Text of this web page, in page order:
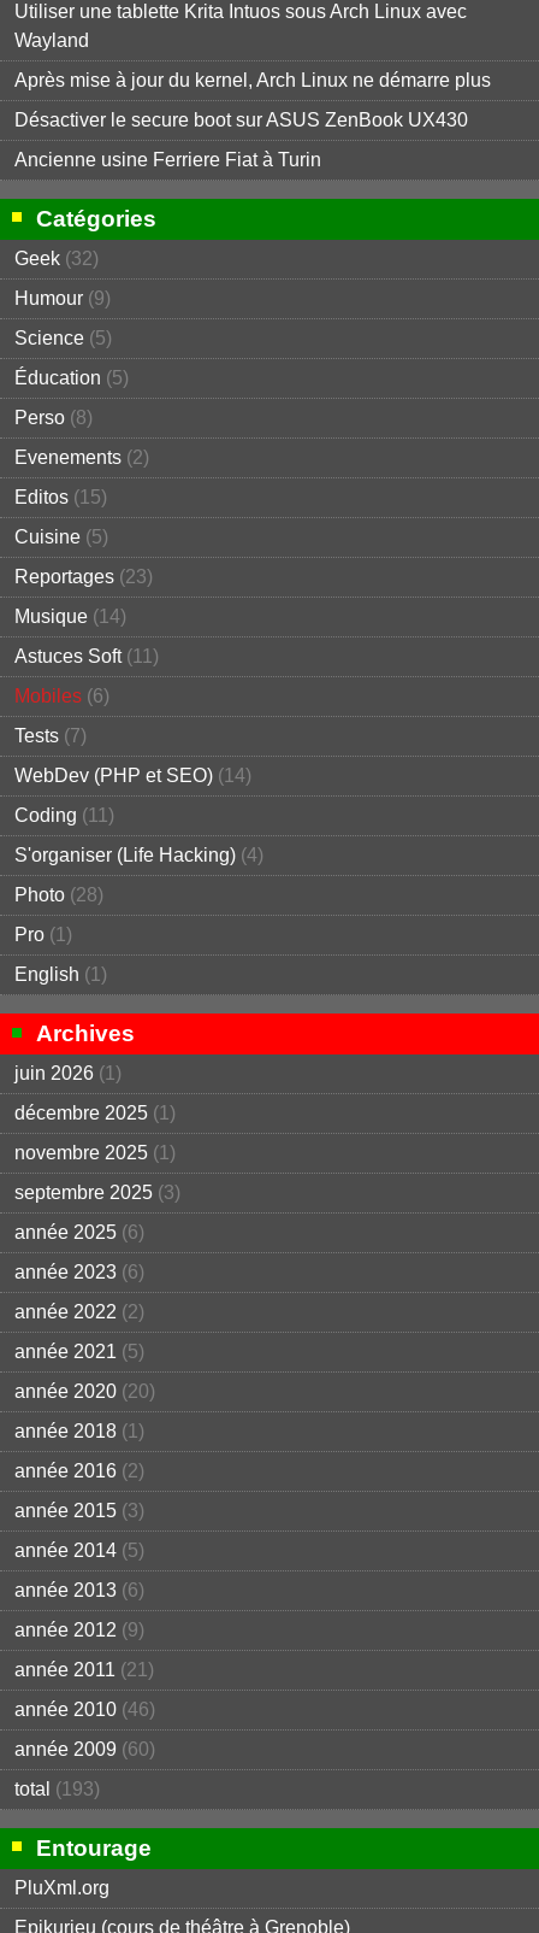
Utiliser une tablette Krita Intuos sous Arch Linux avec
Wayland
Après mise à jour du kernel, Arch Linux ne démarre plus
Désactiver le secure boot sur ASUS ZenBook UX430
Ancienne usine Ferriere Fiat à Turin
Catégories
Geek (32)
Humour (9)
Science (5)
Éducation (5)
Perso (8)
Evenements (2)
Editos (15)
Cuisine (5)
Reportages (23)
Musique (14)
Astuces Soft(11)
Mobiles (6)
Tests (7)
WebDev (PHP et SEO) (14)
Coding (11)
S'organiser (Life Hacking) (4)
Photo (28)
Pro (1)
English (1)
Archives
juin 2026 (1)
décembre 2025 (1)
novembre 2025 (1)
septembre 2025 (3)
année 2025 (6)
année 2023 (6)
année 2022 (2)
année 2021 (5)
année 2020 (20)
année 2018 (1)
année 2016 (2)
année 2015 (3)
année 2014 (5)
année 2013 (6)
année 2012 (9)
année 2011 (21)
année 2010 (46)
année 2009 (60)
total (193)
Entourage
PluXml.org
Epikurieu (cours de théâtre à Grenoble)